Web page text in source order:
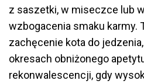
z saszetki, w miseczce lub
wzbogacenia smaku karmy.
zachęcenie kota do
okresach obniżonego
rekonwalescencji, gdy